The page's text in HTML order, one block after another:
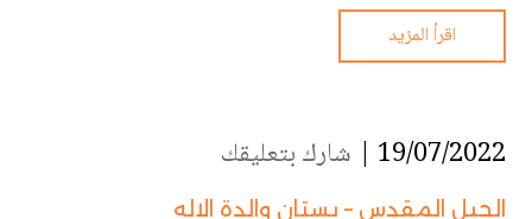
اقرأ المزيد
19/07/2022 | شارك بتعليقك
الجبل المقدس – بستان والدة الإله